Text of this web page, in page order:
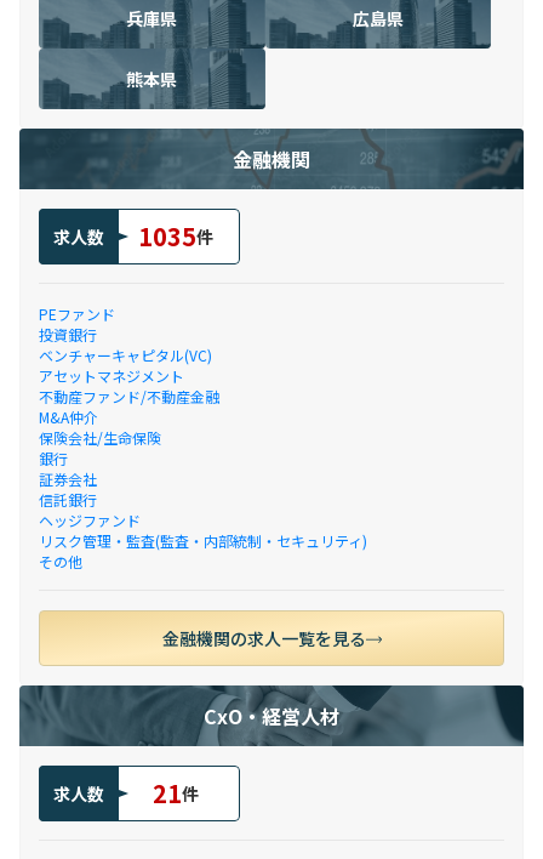
兵庫県 広島県
熊本県
金融機関
求人数 1035件
PEファンド
投資銀行
ベンチャーキャピタル(VC)
アセットマネジメント
不動産ファンド/不動産金融
M&A仲介
保険会社/生命保険
銀行
証券会社
信託銀行
ヘッジファンド
リスク管理・監査(監査・内部統制・セキュリティ)
その他
金融機関の求人一覧を見る
CxO・経営人材
求人数 21件